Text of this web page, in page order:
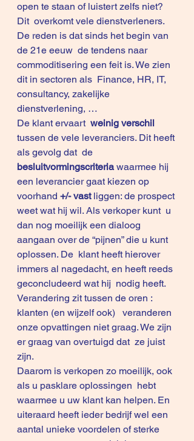
open te staan of luistert zelfs niet?
Dit  overkomt vele dienstverleners.
De reden is dat sinds het begin van
de 21e eeuw  de tendens naar
commoditisering een feit is. We zien
dit in sectoren als  Finance, HR, IT,
consultancy, zakelijke
dienstverlening, …
De klant ervaart weinig verschil
tussen de vele leveranciers. Dit heeft
als gevolg dat  de
besluitvormingscriteria waarmee hij
een leverancier gaat kiezen op
voorhand +/- vast liggen: de prospect
weet wat hij wil. Als verkoper kunt  u
dan nog moeilijk een dialoog
aangaan over de “pijnen” die u kunt
oplossen. De  klant heeft hierover
immers al nagedacht, en heeft reeds
geconcludeerd wat hij  nodig heeft.
Verandering zit tussen de oren :
klanten (en wijzelf ook)   veranderen
onze opvattingen niet graag. We zijn
er graag van overtuigd dat  ze juist
zijn.
Daarom is verkopen zo moeilijk, ook
als u pasklare oplossingen  hebt
waarmee u uw klant kan helpen. En
uiteraard heeft ieder bedrijf wel een
aantal unieke voordelen of sterke